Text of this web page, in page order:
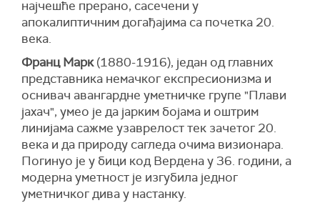
најчешће прерано, сасечени у
апокалиптичним догађајима са почетка 20.
века.
Франц Марк(1880-1916), један од главних
представника немачког експресионизма и
оснивач авангардне уметничке групе "Плави
јахач", умео је да јарким бојама и оштрим
линијама сажме узаврелост тек зачетог 20.
века и да природу сагледа очима визионара.
Погинуо је у бици код Вердена у 36. години, а
модерна уметност је изгубила једног
уметничког дива у настанку.